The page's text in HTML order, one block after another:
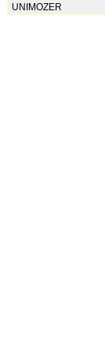
UNIMOZER